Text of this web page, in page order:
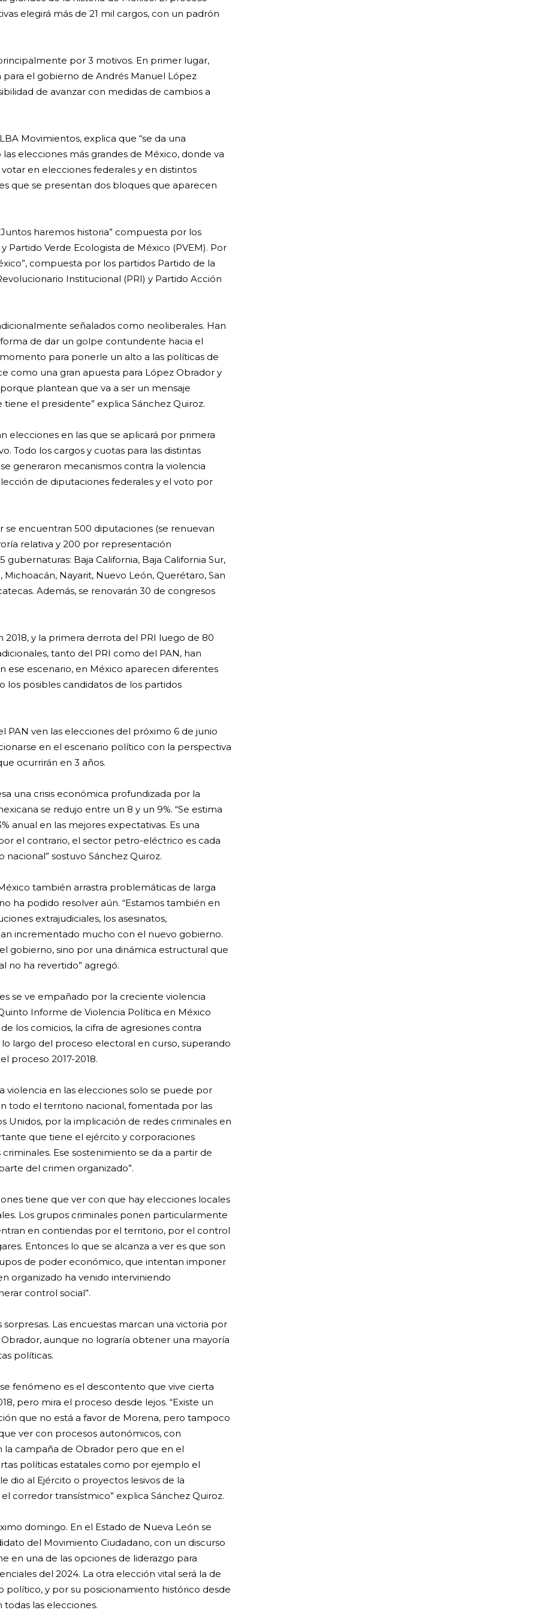
elegirá más de 21 mil cargos, con un padrón
por 3 motivos. En primer lugar,
el gobierno de Andrés Manuel López
de avanzar con medidas de cambios a
Movimientos, explica que “se da una
elecciones más grandes de México, donde va
en elecciones federales y en distintos
que se presentan dos bloques que aparecen
haremos historia” compuesta por los
Partido Verde Ecologista de México (PVEM). Por
compuesta por los partidos Partido de la
Institucional (PRI) y Partido Acción
señalados como neoliberales. Han
de dar un golpe contundente hacia el
para ponerle un alto a las políticas de
como una gran apuesta para López Obrador y
plantean que va a ser un mensaje
el presidente” explica Sánchez Quiroz.
elecciones en las que se aplicará por primera
Todo los cargos y cuotas para las distintas
generaron mecanismos contra la violencia
de diputaciones federales y el voto por
encuentran 500 diputaciones (se renuevan
relativa y 200 por representación
gubernaturas: Baja California, Baja California Sur,
Nayarit, Nuevo León, Querétaro, San
Además, se renovarán 30 de congresos
y la primera derrota del PRI luego de 80
tanto del PRI como del PAN, han
ese escenario, en México aparecen diferentes
los posibles candidatos de los partidos
PAN ven las elecciones del próximo 6 de junio
en el escenario político con la perspectiva
ocurrirán en 3 años.
una crisis económica profundizada por la
se redujo entre un 8 y un 9%. “Se estima
anual en las mejores expectativas. Es una
el contrario, el sector petro-eléctrico es cada
sostuvo Sánchez Quiroz.
también arrastra problemáticas de larga
ha podido resolver aún. “Estamos también en
extrajudiciales, los asesinatos,
incrementado mucho con el nuevo gobierno.
gobierno, sino por una dinámica estructural que
no ha revertido” agregó.
se ve empañado por la creciente violencia
Informe de Violencia Política en México
los comicios, la cifra de agresiones contra
largo del proceso electoral en curso, superando
proceso 2017-2018.
violencia en las elecciones solo se puede por
todo el territorio nacional, fomentada por las
Unidos, por la implicación de redes criminales en
que tiene el ejército y corporaciones
Ese sostenimiento se da a partir de
del crimen organizado”.
tiene que ver con que hay elecciones locales
Los grupos criminales ponen particularmente
en contiendas por el territorio, por el control
Entonces lo que se alcanza a ver es que son
de poder económico, que intentan imponer
organizado ha venido interviniendo
control social”.
Las encuestas marcan una victoria por
aunque no lograría obtener una mayoría
políticas.
fenómeno es el descontento que vive cierta
pero mira el proceso desde lejos. “Existe un
que no está a favor de Morena, pero tampoco
ver con procesos autonómicos, con
la campaña de Obrador pero que en el
políticas estatales como por ejemplo el
dio al Ejército o proyectos lesivos de la
corredor transístmico” explica Sánchez Quiroz.
domingo. En el Estado de Nueva León se
del Movimiento Ciudadano, con un discurso
en una de las opciones de liderazgo para
del 2024. La otra elección vital será la de
político, y por su posicionamiento histórico desde
todas las elecciones.